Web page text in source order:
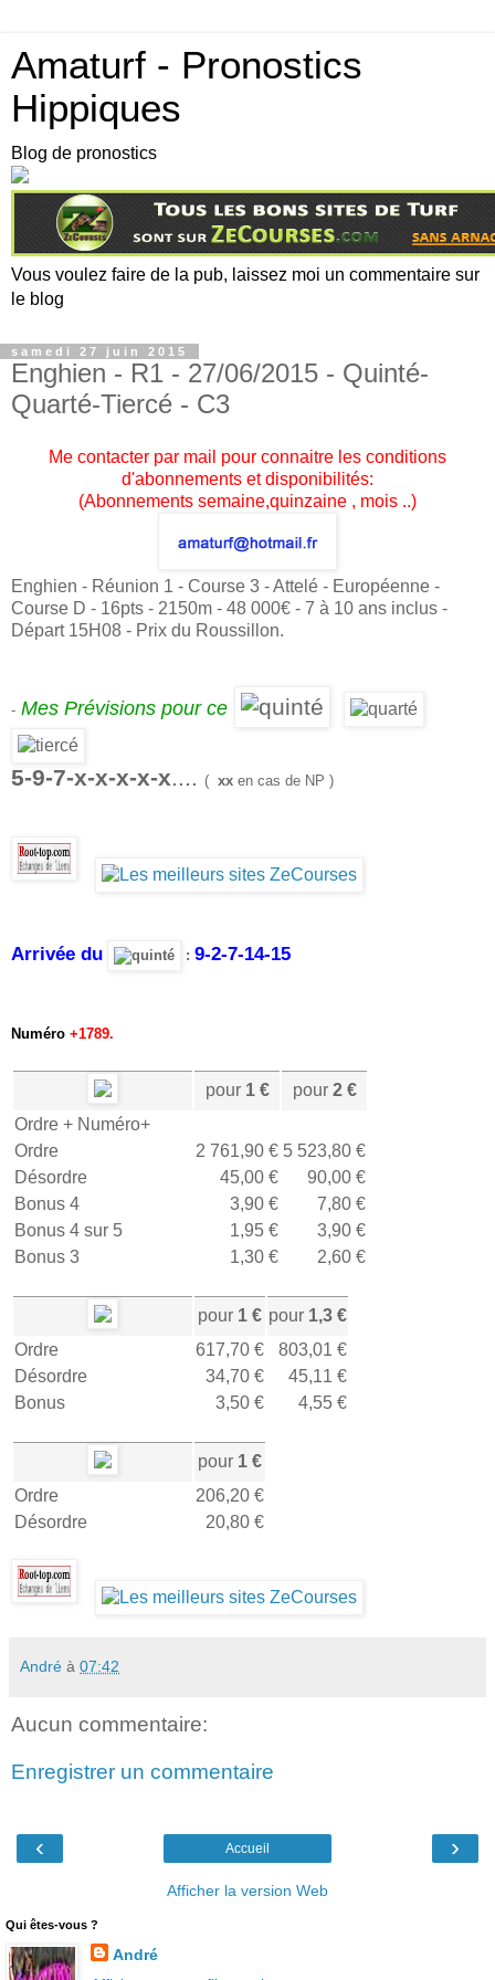
Amaturf - Pronostics
Hippiques
Blog de pronostics
Vous voulez faire de la pub, laissez moi un commentaire sur
le blog
samedi 27 juin 2015
Enghien - R1 - 27/06/2015 - Quinté-
Quarté-Tiercé - C3
Me contacter par mail pour connaitre les conditions
d'abonnements et disponibilités:
(Abonnements semaine,quinzaine , mois ..)
Enghien - Réunion 1 - Course 3 - Attelé - Européenne -
Course D - 16pts - 2150m - 48 000€ - 7 à 10 ans inclus -
Départ 15H08 - Prix du Roussillon.
- Mes Prévisions pour ce
5-9-7-x-x-x-x-x.... ( xx en cas de NP )
Arrivée du : 9-2-7-14-15
Numéro +1789.
pour1 € pour2 €
Ordre + Numéro+
Ordre
2 761,90 € 5 523,80 €
Désordre
45,00 €
90,00 €
Bonus 4
3,90 €
7,80 €
Bonus 4 sur 5
1,95 €
3,90 €
Bonus 3
1,30 € 2,60 €
pour 1 € pour 1,3 €
Ordre
617,70 €
803,01 €
Désordre
34,70 €
45,11 €
Bonus
3,50 € 4,55 €
pour 1 €
Ordre
206,20 €
Désordre
20,80 €
André à 07:42
Aucun commentaire:
Enregistrer un commentaire
‹ ›
Accueil
Afficher la version Web
Qui êtes-vous ?
André